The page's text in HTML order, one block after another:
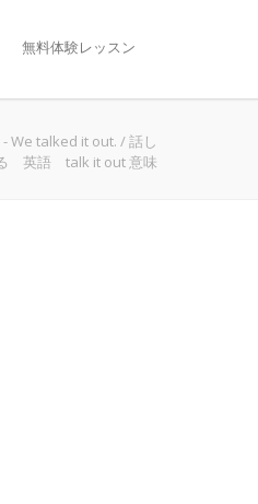
無料体験レッスン
We talked it out. /話し
英語 talk it out 意味